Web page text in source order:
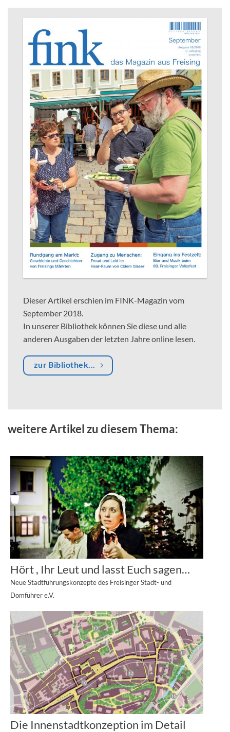
Dieser Artikel erschien im FINK-Magazin vom
September 2018.
In unserer Bibliothek können Sie diese und alle
anderen Ausgaben der letzten Jahre online lesen.
zur Bibliothek...
weitere Artikel zu diesem Thema:
Hört , Ihr Leut und lasst Euch sagen…
Neue Stadtführungskonzepte des Freisinger Stadt- und
Domführer e.V.
Die Innenstadtkonzeption im Detail